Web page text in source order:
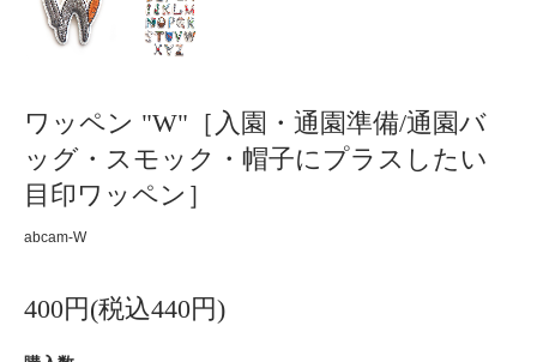
ワッペン "W"［入園・通園準備/通園バ
ッグ・スモック・帽子にプラスしたい
目印ワッペン］
abcam-W
400円(税込440円)